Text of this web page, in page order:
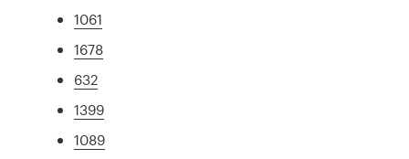
1061
1678
632
1399
1089